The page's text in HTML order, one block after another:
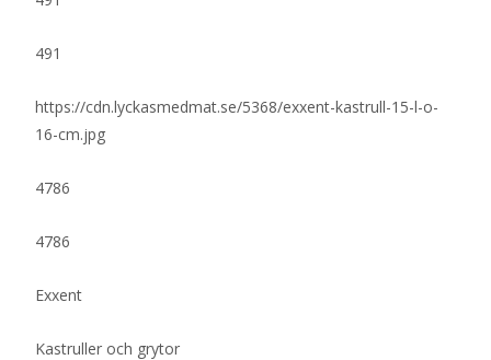
491
https://cdn.lyckasmedmat.se/5368/exxent-kastrull-15-l-o-
16-cm.jpg
4786
4786
Exxent
Kastruller och grytor